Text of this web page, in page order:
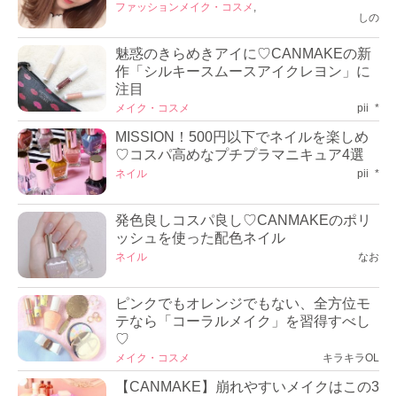
ファッション ,
メイク・コスメ
しの
魅惑のきらめきアイに♡CANMAKEの新
作「シルキースムースアイクレヨン」に
注目
メイク・コスメ pii_*
MISSION！500円以下でネイルを楽しめ
♡コスパ高めなプチプラマニキュア4選
ネイル pii_*
発色良しコスパ良し♡CANMAKEのポリ
ッシュを使った配色ネイル
ネイル なお
ピンクでもオレンジでもない、全方位モ
テなら「コーラルメイク」を習得すべし
♡
メイク・コスメ キラキラOL
【CANMAKE】崩れやすいメイクはこの3